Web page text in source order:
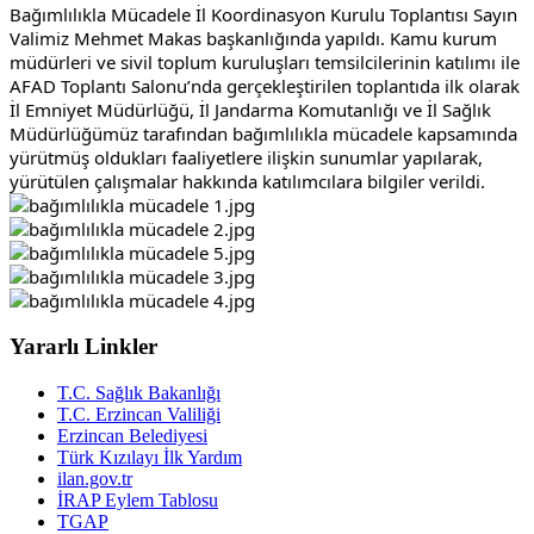
Bağımlılıkla Mücadele İl Koordinasyon Kurulu Toplantısı Sayın
Valimiz Mehmet Makas başkanlığında yapıldı. Kamu kurum
müdürleri ve sivil toplum kuruluşları temsilcilerinin katılımı ile
AFAD Toplantı Salonu’nda gerçekleştirilen toplantıda ilk olarak
İl Emniyet Müdürlüğü, İl Jandarma Komutanlığı ve İl Sağlık
Müdürlüğümüz tarafından bağımlılıkla mücadele kapsamında
yürütmüş oldukları faaliyetlere ilişkin sunumlar yapılarak,
yürütülen çalışmalar hakkında katılımcılara bilgiler verildi.
Yararlı Linkler
T.C. Sağlık Bakanlığı
T.C. Erzincan Valiliği
Erzincan Belediyesi
Türk Kızılayı İlk Yardım
ilan.gov.tr
İRAP Eylem Tablosu
TGAP